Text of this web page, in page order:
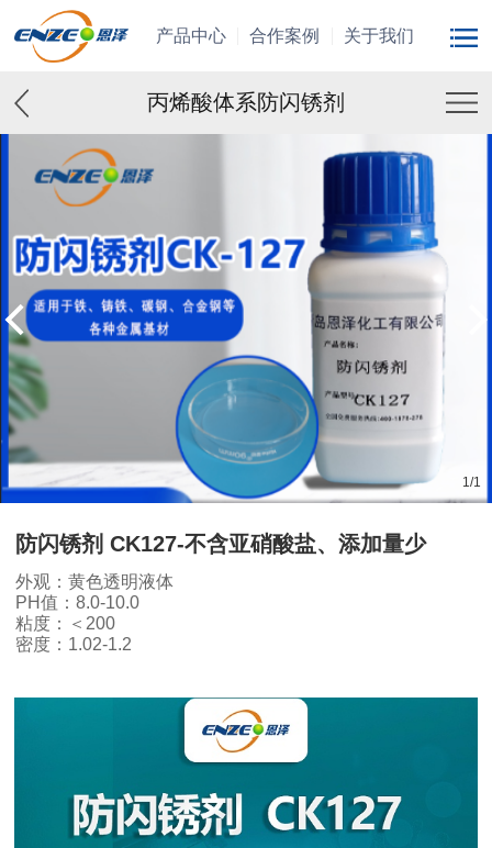
产品中心 合作案例 关于我们
丙烯酸体系防闪锈剂
1 /1
防闪锈剂 CK127-不含亚硝酸盐、添加量少
外观：黄色透明液体
PH值：8.0-10.0
粘度：＜200
密度：1.02-1.2